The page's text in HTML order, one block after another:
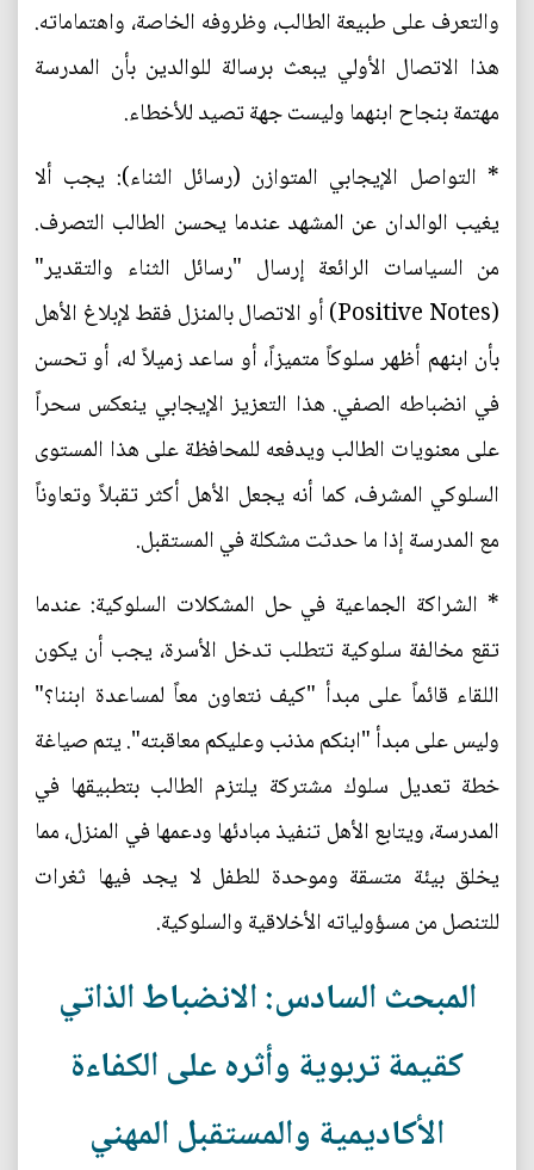
والتعرف على طبيعة الطالب، وظروفه الخاصة، واهتماماته.
هذا الاتصال الأولي يبعث برسالة للوالدين بأن المدرسة
مهتمة بنجاح ابنهما وليست جهة تصيد للأخطاء.
* التواصل الإيجابي المتوازن (رسائل الثناء): يجب ألا
يغيب الوالدان عن المشهد عندما يحسن الطالب التصرف.
من السياسات الرائعة إرسال "رسائل الثناء والتقدير"
(Positive Notes) أو الاتصال بالمنزل فقط لإبلاغ الأهل
بأن ابنهم أظهر سلوكاً متميزاً، أو ساعد زميلاً له، أو تحسن
في انضباطه الصفي. هذا التعزيز الإيجابي ينعكس سحراً
على معنويات الطالب ويدفعه للمحافظة على هذا المستوى
السلوكي المشرف، كما أنه يجعل الأهل أكثر تقبلاً وتعاوناً
مع المدرسة إذا ما حدثت مشكلة في المستقبل.
* الشراكة الجماعية في حل المشكلات السلوكية: عندما
تقع مخالفة سلوكية تتطلب تدخل الأسرة، يجب أن يكون
اللقاء قائماً على مبدأ "كيف نتعاون معاً لمساعدة ابننا؟"
وليس على مبدأ "ابنكم مذنب وعليكم معاقبته". يتم صياغة
خطة تعديل سلوك مشتركة يلتزم الطالب بتطبيقها في
المدرسة، ويتابع الأهل تنفيذ مبادئها ودعمها في المنزل، مما
يخلق بيئة متسقة وموحدة للطفل لا يجد فيها ثغرات
للتنصل من مسؤولياته الأخلاقية والسلوكية.
المبحث السادس: الانضباط الذاتي
كقيمة تربوية وأثره على الكفاءة
الأكاديمية والمستقبل المهني